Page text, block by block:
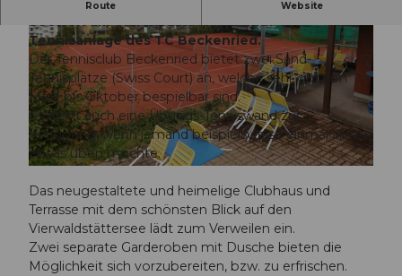
© Tennisplatz Beckenried | CC-BY-NC-ND
Route Website
Seewelt am Vierwaldstättersee auf der
Tennisanlage des TC Beckenried.
Der Tennisclub Beckenried bietet zwei Sand-
Tennisplätze (Swiss Court) an, welche sehr gut von
März bis Oktober bespielbar sind.
Es steht auch eine Übungs-Tenniswand zur
Verfügung, wenn jemand beispielsweise einmal alleine
etwas üben möchte.
Das neugestaltete und heimelige Clubhaus und
Terrasse mit dem schönsten Blick auf den
Vierwaldstättersee lädt zum Verweilen ein.
Zwei separate Garderoben mit Dusche bieten die
Möglichkeit sich vorzubereiten, bzw. zu erfrischen.